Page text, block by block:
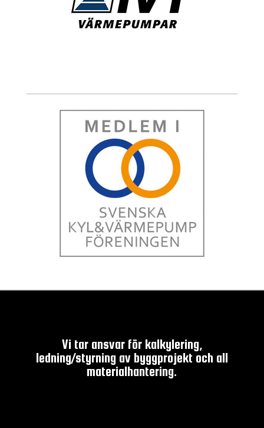
Vi tar ansvar för kalkylering,
ledning/styrning av byggprojekt och all
materialhantering.